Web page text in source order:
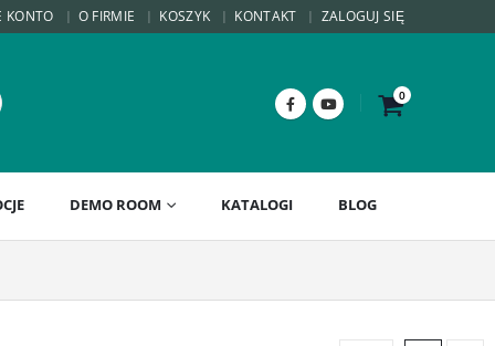
KONTO O FIRMIE KOSZYK KONTAKT ZALOGUJ SIĘ
0
DEMO ROOM KATALOGI BLOG